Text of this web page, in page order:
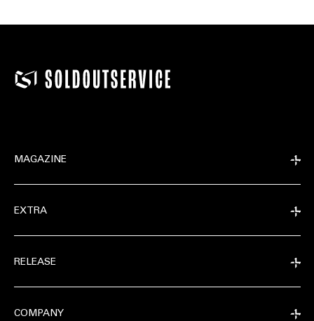
MAGAZINE
EXTRA
RELEASE
COMPANY